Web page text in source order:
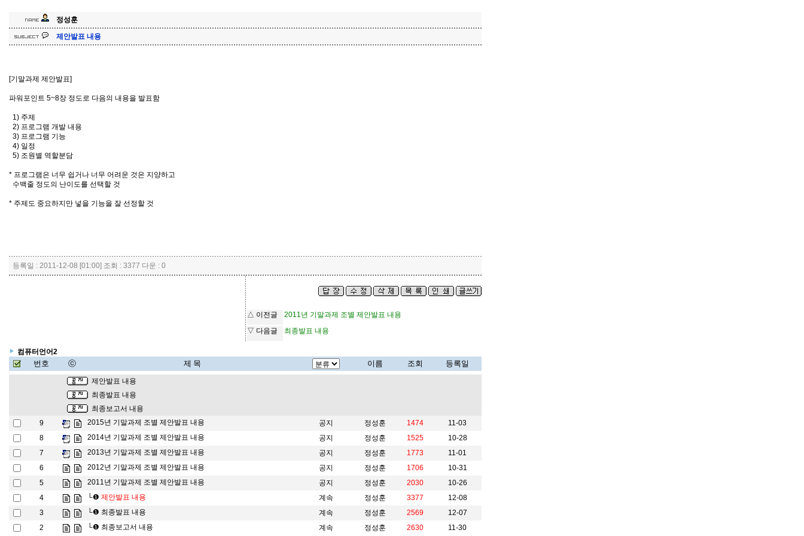
정성훈
제안발표 내용
[기말과제 제안발표]
파워포인트 5~8장 정도로 다음의 내용을 발표함
1) 주제
2) 프로그램 개발 내용
3) 프로그램 기능
4) 일정
5) 조원별 역할분담
* 프로그램은 너무 쉽거나 너무 어려운 것은 지양하고
수백줄 정도의 난이도를 선택할 것
* 주제도 중요하지만 넣을 기능을 잘 선정할 것
등록일 : 2011-12-08 [01:00] 조회 : 3377 다운 : 0
△ 이전글
2011년 기말과제 조별 제안발표 내용
▽ 다음글
최종발표 내용
컴퓨터언어2
번호 ⓒ 제 목 이름 조회 등록일
제안발표 내용
최종발표 내용
최종보고서 내용
9
2015년 기말과제 조별 제안발표 내용 공지 정성훈 1474
11-03
8
2014년 기말과제 조별 제안발표 내용 공지 정성훈 1525
10-28
7
2013년 기말과제 조별 제안발표 내용 공지 정성훈 1773
11-01
6
2012년 기말과제 조별 제안발표 내용 공지 정성훈 1706
10-31
5
2011년 기말과제 조별 제안발표 내용 공지 정성훈 2030
10-26
4
└❶ 제안발표 내용 계속 정성훈 3377
12-08
3
└❶ 최종발표 내용 계속 정성훈 2569
12-07
2
└❶ 최종보고서 내용 계속 정성훈 2630 11-30